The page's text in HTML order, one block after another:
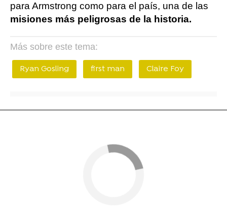
para Armstrong como para el país, una de las
misiones más peligrosas de la historia.
Más sobre este tema:
Ryan Gosling first man Claire Foy